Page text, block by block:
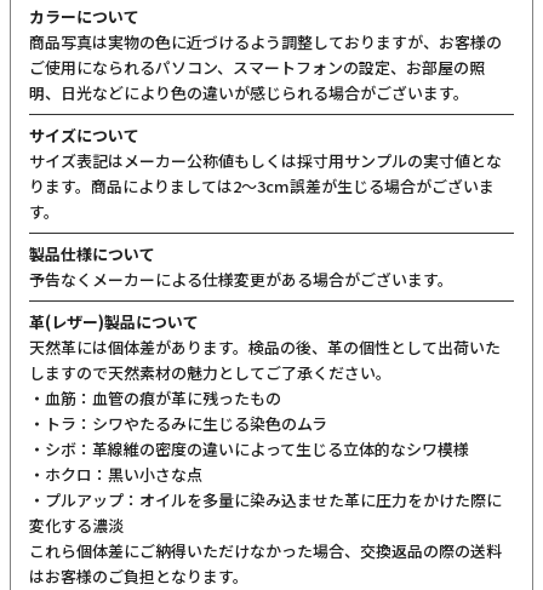
カラーについて
商品写真は実物の色に近づけるよう調整しておりますが、お客様の
ご使用になられるパソコン、スマートフォンの設定、お部屋の照
明、日光などにより色の違いが感じられる場合がございます。
サイズについて
サイズ表記はメーカー公称値もしくは採寸用サンプルの実寸値とな
ります。商品によりましては2〜3cm誤差が生じる場合がございま
す。
製品仕様について
予告なくメーカーによる仕様変更がある場合がございます。
革(レザー)製品について
天然革には個体差があります。検品の後、革の個性として出荷いた
しますので天然素材の魅力としてご了承ください。
・血筋：血管の痕が革に残ったもの
・トラ：シワやたるみに生じる染色のムラ
・シボ：革線維の密度の違いによって生じる立体的なシワ模様
・ホクロ：黒い小さな点
・プルアップ：オイルを多量に染み込ませた革に圧力をかけた際に
変化する濃淡
これら個体差にご納得いただけなかった場合、交換返品の際の送料
はお客様のご負担となります。